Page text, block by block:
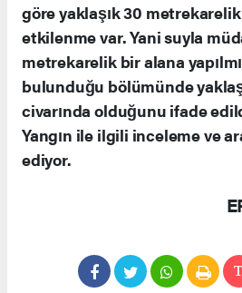
göre yaklaşık 30
etkilenme var. Yani suyla
metrekarelik bir alana
bulunduğu bölümünde
civarında olduğunu ifade
Yangın ile ilgili inceleme ve
ediyor.